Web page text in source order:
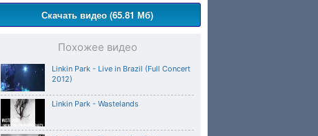
Скачать видео (65.81 Мб)
Похожее видео
Linkin Park - Live in Brazil (Full Concert
2012)
Linkin Park - Wastelands